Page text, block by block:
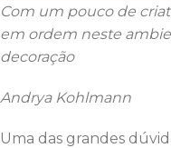
Com um pouco de
em ordem neste
decoração
Andrya Kohlmann
Uma das grandes